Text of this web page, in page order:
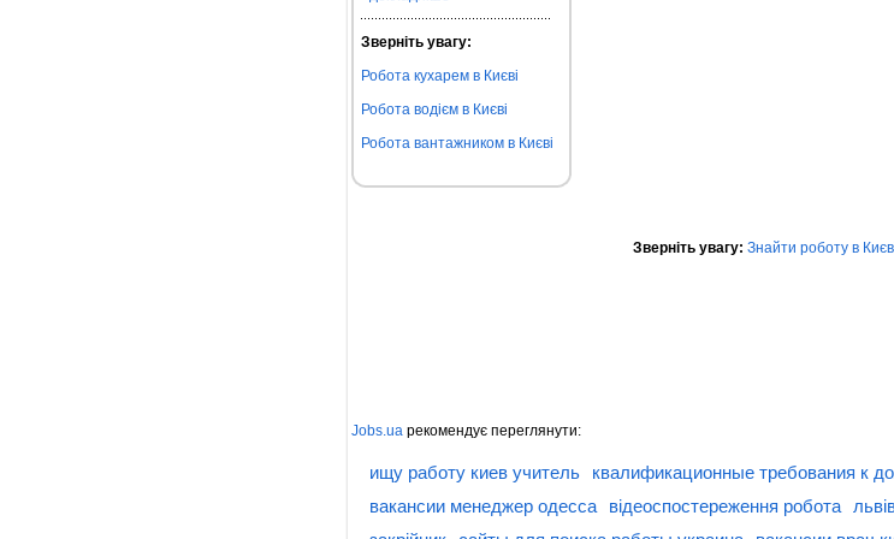
Зверніть увагу:
Робота кухарем в Києві
Робота водієм в Києві
Робота вантажником в Києві
Зверніть увагу: Знайти роботу в
Jobs.ua рекомендує переглянути:
ищу работу киев учитель квалификационные требования к
вакансии менеджер одесса
відеоспостереження робота